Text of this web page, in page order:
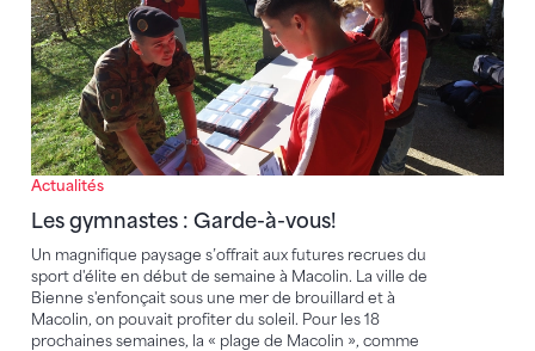
Actualités
Les gymnastes : Garde-à-vous!
Un magnifique paysage s’offrait aux futures recrues du
sport d'élite en début de semaine à Macolin. La ville de
Bienne s'enfonçait sous une mer de brouillard et à
Macolin, on pouvait profiter du soleil. Pour les 18
prochaines semaines, la « plage de Macolin », comme